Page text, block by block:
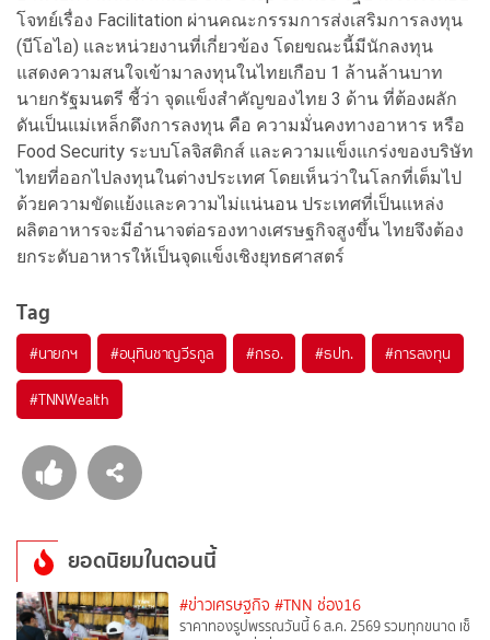
โจทย์เรื่อง Facilitation ผ่านคณะกรรมการส่งเสริมการลงทุน
(บีโอไอ) และหน่วยงานที่เกี่ยวข้อง โดยขณะนี้มีนักลงทุน
แสดงความสนใจเข้ามาลงทุนในไทยเกือบ 1 ล้านล้านบาท
นายกรัฐมนตรี ชี้ว่า จุดแข็งสำคัญของไทย 3 ด้าน ที่ต้องผลัก
ดันเป็นแม่เหล็กดึงการลงทุน คือ ความมั่นคงทางอาหาร หรือ
Food Security ระบบโลจิสติกส์ และความแข็งแกร่งของบริษัท
ไทยที่ออกไปลงทุนในต่างประเทศ โดยเห็นว่าในโลกที่เต็มไป
ด้วยความขัดแย้งและความไม่แน่นอน ประเทศที่เป็นแหล่ง
ผลิตอาหารจะมีอำนาจต่อรองทางเศรษฐกิจสูงขึ้น ไทยจึงต้อง
ยกระดับอาหารให้เป็นจุดแข็งเชิงยุทธศาสตร์
Tag
#นายกฯ #อนุทินชาญวีรกูล #กรอ. #ธปท. #การลงทุน
#TNNWealth
ยอดนิยมในตอนนี้
#ข่าวเศรษฐกิจ #TNN ช่อง16
ราคาทองรูปพรรณวันนี้ 6 ส.ค. 2569 รวมทุกขนาด เช็